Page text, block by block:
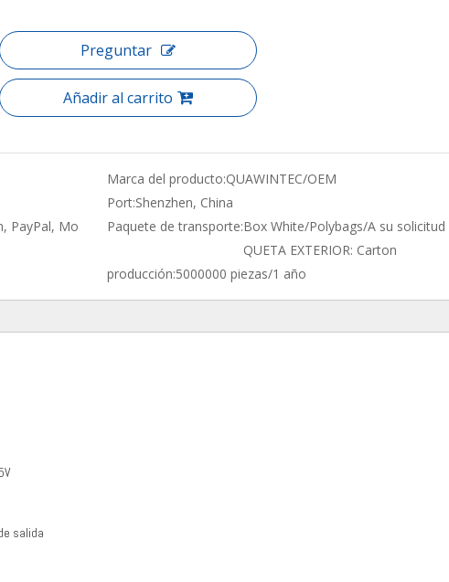
Preguntar
Añadir al carrito
Marca del producto:QUAWINTEC/OEM
Port:Shenzhen, China
PayPal, Mo
Paquete de transporte:Box White/Polybags/A su solicitud
QUETA EXTERIOR: Carton
producción:5000000 piezas/1 año
salida